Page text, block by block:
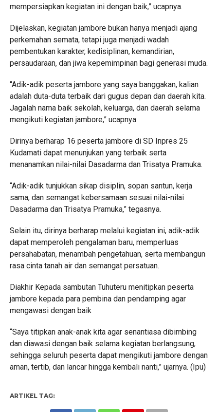
mempersiapkan kegiatan ini dengan baik,” ucapnya.
Dijelaskan, kegiatan jambore bukan hanya menjadi ajang
perkemahan semata, tetapi juga menjadi wadah
pembentukan karakter, kedisiplinan, kemandirian,
persaudaraan, dan jiwa kepemimpinan bagi generasi muda.
“Adik-adik peserta jambore yang saya banggakan, kalian
adalah duta-duta terbaik dari gugus depan dan daerah kita.
Jagalah nama baik sekolah, keluarga, dan daerah selama
mengikuti kegiatan jambore,” ucapnya.
Dirinya berharap 16 peserta jambore di SD Inpres 25
Kudamati dapat menunjukan yang terbaik serta
menanamkan nilai-nilai Dasadarma dan Trisatya Pramuka.
“Adik-adik tunjukkan sikap disiplin, sopan santun, kerja
sama, dan semangat kebersamaan sesuai nilai-nilai
Dasadarma dan Trisatya Pramuka,” tegasnya.
Selain itu, dirinya berharap melalui kegiatan ini, adik-adik
dapat memperoleh pengalaman baru, memperluas
persahabatan, menambah pengetahuan, serta membangun
rasa cinta tanah air dan semangat persatuan.
Diakhir Kepada sambutan Tuhuteru menitipkan peserta
jambore kepada para pembina dan pendamping agar
mengawasi dengan baik
“Saya titipkan anak-anak kita agar senantiasa dibimbing
dan diawasi dengan baik selama kegiatan berlangsung,
sehingga seluruh peserta dapat mengikuti jambore dengan
aman, tertib, dan lancar hingga kembali nanti,” ujarnya. (Ipu)
ARTIKEL TAG: